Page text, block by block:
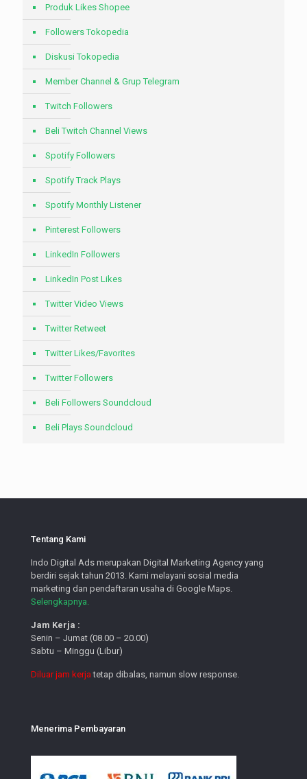
Produk Likes Shopee
Followers Tokopedia
Diskusi Tokopedia
Member Channel & Grup Telegram
Twitch Followers
Beli Twitch Channel Views
Spotify Followers
Spotify Track Plays
Spotify Monthly Listener
Pinterest Followers
LinkedIn Followers
LinkedIn Post Likes
Twitter Video Views
Twitter Retweet
Twitter Likes/Favorites
Twitter Followers
Beli Followers Soundcloud
Beli Plays Soundcloud
Tentang Kami
Indo Digital Ads merupakan Digital Marketing Agency yang
berdiri sejak tahun 2013. Kami melayani sosial media
marketing dan pendaftaran usaha di Google Maps.
Selengkapnya.
Jam Kerja :
Senin – Jumat (08.00 – 20.00)
Sabtu – Minggu (Libur)
Diluar jam kerja tetap dibalas, namun slow response.
Menerima Pembayaran